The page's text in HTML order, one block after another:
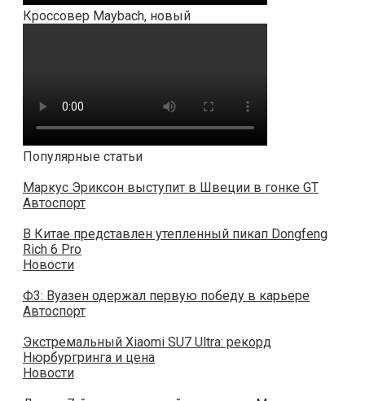
Кроссовер Maybach, новый
Популярные статьи
Маркус Эриксон выступит в Швеции в гонке GT
Автоспорт
В Китае представлен утепленный пикап Dongfeng
Rich 6 Pro
Новости
Ф3: Вуазен одержал первую победу в карьере
Автоспорт
Экстремальный Xiaomi SU7 Ultra: рекорд
Нюрбургринга и цена
Новости